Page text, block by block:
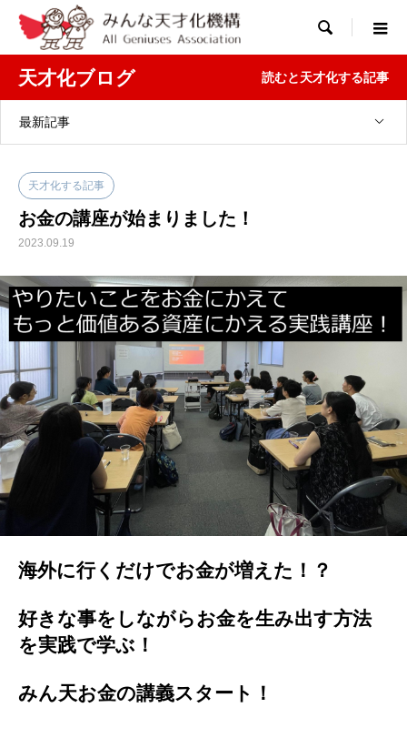

天才化ブログ 読むと天才化する記事
最新記事
天才化する記事
お金の講座が始まりました！
2023.09.19
海外に行くだけでお金が増えた！？
好きな事をしながらお金を生み出す方法
を実践で学ぶ！
みん天お金の講義スタート！